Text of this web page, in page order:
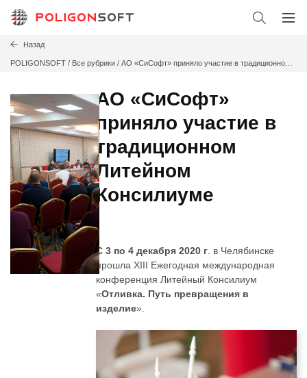
Назад
POLIGONSOFT / Все рубрики / АО «СиСофт» приняло участие в традиционном
АО «СиСофт»
приняло участие в
традиционном
Литейном
Консилиуме
С 3 по 4 декабря 2020 г . в Челябинске
прошла XIII Ежегодная международная
конференция Литейный Консилиум
«Отливка. Путь превращения в
изделие».